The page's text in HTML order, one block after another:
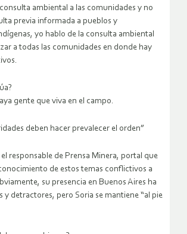
ambiental a las comunidades y no
previa informada a pueblos y
yo hablo de la consulta ambiental
a todas las comunidades en donde hay
gente que viva en el campo.
deben hacer prevalecer el orden”
el responsable de Prensa Minera, portal que
de estos temas conflictivos a
su presencia en Buenos Aires ha
y detractores, pero Soria se mantiene “al pie